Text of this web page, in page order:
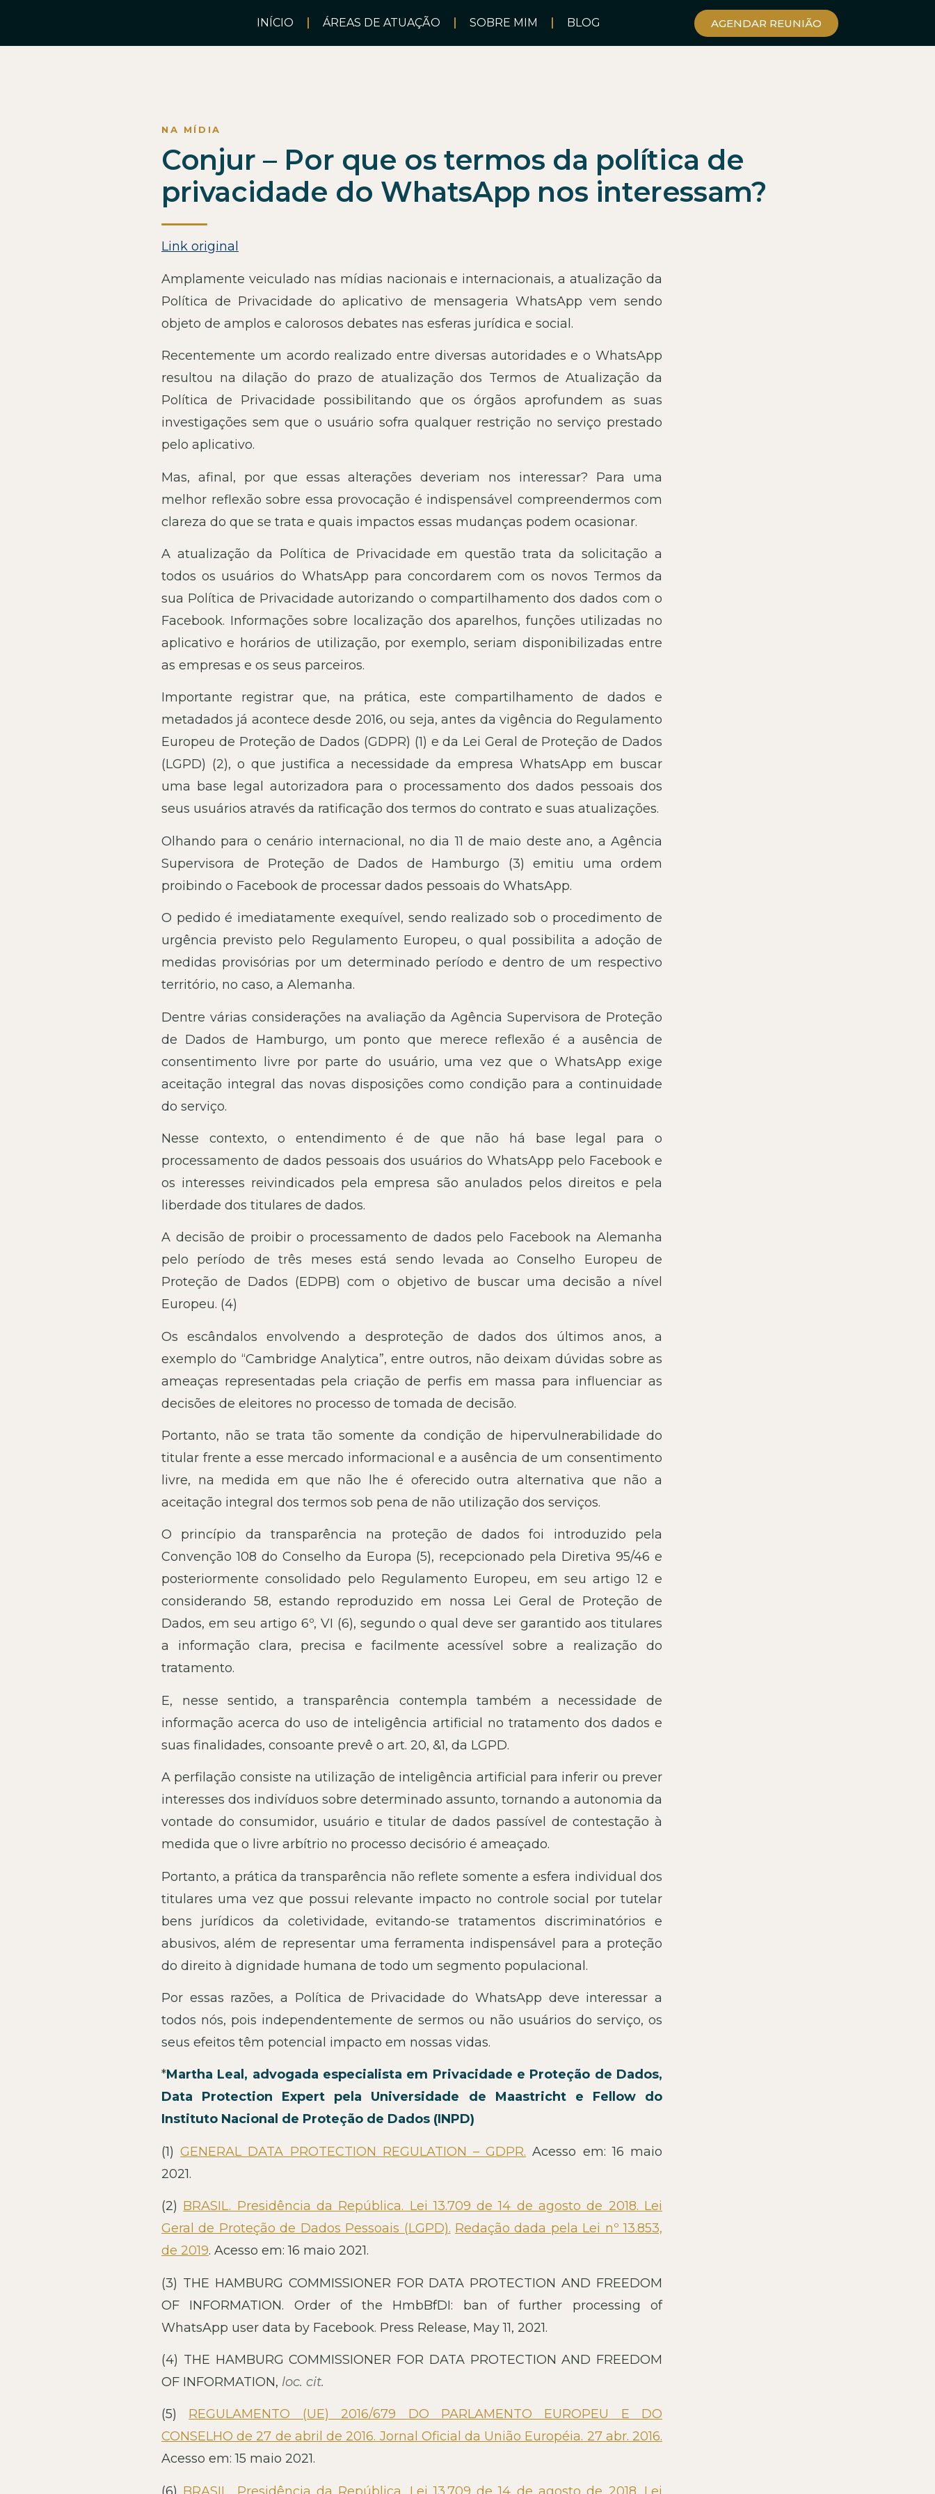
INÍCIO ÁREAS DE ATUAÇÃO SOBRE MIM BLOG AGENDAR REUNIÃO
Conjur – Por que os termos da política de
privacidade do WhatsApp nos interessam?
Link original
Amplamente veiculado nas mídias nacionais e internacionais, a atualização da
Política de Privacidade do aplicativo de mensageria WhatsApp vem sendo
objeto de amplos e calorosos debates nas esferas jurídica e social.
Recentemente um acordo realizado entre diversas autoridades e o WhatsApp
resultou na dilação do prazo de atualização dos Termos de Atualização da
Política de Privacidade possibilitando que os órgãos aprofundem as suas
investigações sem que o usuário sofra qualquer restrição no serviço prestado
pelo aplicativo.
Mas, afinal, por que essas alterações deveriam nos interessar? Para uma
melhor reflexão sobre essa provocação é indispensável compreendermos com
clareza do que se trata e quais impactos essas mudanças podem ocasionar.
A atualização da Política de Privacidade em questão trata da solicitação a
todos os usuários do WhatsApp para concordarem com os novos Termos da
sua Política de Privacidade autorizando o compartilhamento dos dados com o
Facebook. Informações sobre localização dos aparelhos, funções utilizadas no
aplicativo e horários de utilização, por exemplo, seriam disponibilizadas entre
as empresas e os seus parceiros.
Importante registrar que, na prática, este compartilhamento de dados e
metadados já acontece desde 2016, ou seja, antes da vigência do Regulamento
Europeu de Proteção de Dados (GDPR) (1) e da Lei Geral de Proteção de Dados
(LGPD) (2), o que justifica a necessidade da empresa WhatsApp em buscar
uma base legal autorizadora para o processamento dos dados pessoais dos
seus usuários através da ratificação dos termos do contrato e suas atualizações.
Olhando para o cenário internacional, no dia 11 de maio deste ano, a Agência
Supervisora de Proteção de Dados de Hamburgo (3) emitiu uma ordem
proibindo o Facebook de processar dados pessoais do WhatsApp.
O pedido é imediatamente exequível, sendo realizado sob o procedimento de
urgência previsto pelo Regulamento Europeu, o qual possibilita a adoção de
medidas provisórias por um determinado período e dentro de um respectivo
território, no caso, a Alemanha.
Dentre várias considerações na avaliação da Agência Supervisora de Proteção
de Dados de Hamburgo, um ponto que merece reflexão é a ausência de
consentimento livre por parte do usuário, uma vez que o WhatsApp exige
aceitação integral das novas disposições como condição para a continuidade
do serviço.
Nesse contexto, o entendimento é de que não há base legal para o
processamento de dados pessoais dos usuários do WhatsApp pelo Facebook e
os interesses reivindicados pela empresa são anulados pelos direitos e pela
liberdade dos titulares de dados.
A decisão de proibir o processamento de dados pelo Facebook na Alemanha
pelo período de três meses está sendo levada ao Conselho Europeu de
Proteção de Dados (EDPB) com o objetivo de buscar uma decisão a nível
Europeu. (4)
Os escândalos envolvendo a desproteção de dados dos últimos anos, a
exemplo do “Cambridge Analytica”, entre outros, não deixam dúvidas sobre as
ameaças representadas pela criação de perfis em massa para influenciar as
decisões de eleitores no processo de tomada de decisão.
Portanto, não se trata tão somente da condição de hipervulnerabilidade do
titular frente a esse mercado informacional e a ausência de um consentimento
livre, na medida em que não lhe é oferecido outra alternativa que não a
aceitação integral dos termos sob pena de não utilização dos serviços.
O princípio da transparência na proteção de dados foi introduzido pela
Convenção 108 do Conselho da Europa (5), recepcionado pela Diretiva 95/46 e
posteriormente consolidado pelo Regulamento Europeu, em seu artigo 12 e
considerando 58, estando reproduzido em nossa Lei Geral de Proteção de
Dados, em seu artigo 6º, VI (6), segundo o qual deve ser garantido aos titulares
a informação clara, precisa e facilmente acessível sobre a realização do
tratamento.
E, nesse sentido, a transparência contempla também a necessidade de
informação acerca do uso de inteligência artificial no tratamento dos dados e
suas finalidades, consoante prevê o art. 20, &1, da LGPD.
A perfilação consiste na utilização de inteligência artificial para inferir ou prever
interesses dos indivíduos sobre determinado assunto, tornando a autonomia da
vontade do consumidor, usuário e titular de dados passível de contestação à
medida que o livre arbítrio no processo decisório é ameaçado.
Portanto, a prática da transparência não reflete somente a esfera individual dos
titulares uma vez que possui relevante impacto no controle social por tutelar
bens jurídicos da coletividade, evitando-se tratamentos discriminatórios e
abusivos, além de representar uma ferramenta indispensável para a proteção
do direito à dignidade humana de todo um segmento populacional.
Por essas razões, a Política de Privacidade do WhatsApp deve interessar a
todos nós, pois independentemente de sermos ou não usuários do serviço, os
seus efeitos têm potencial impacto em nossas vidas.
*Martha Leal, advogada especialista em Privacidade e Proteção de Dados,
Data Protection Expert pela Universidade de Maastricht e Fellow do
Instituto Nacional de Proteção de Dados (INPD)
(1)GENERAL DATA PROTECTION REGULATION – GDPR. Acesso em: 16 maio
2021.
(2) BRASIL. Presidência da República. Lei 13.709 de 14 de agosto de 2018. Lei
Geral de Proteção de Dados Pessoais (LGPD). Redação dada pela Lei nº 13.853,
de 2019. Acesso em: 16 maio 2021.
(3) THE HAMBURG COMMISSIONER FOR DATA PROTECTION AND FREEDOM
OF INFORMATION. Order of the HmbBfDI: ban of further processing of
WhatsApp user data by Facebook. Press Release, May 11, 2021.
(4) THE HAMBURG COMMISSIONER FOR DATA PROTECTION AND FREEDOM
OF INFORMATION, loc. cit.
(5) REGULAMENTO (UE) 2016/679 DO PARLAMENTO EUROPEU E DO
CONSELHO de 27 de abril de 2016. Jornal Oficial da União Européia. 27 abr. 2016.
Acesso em: 15 maio 2021.